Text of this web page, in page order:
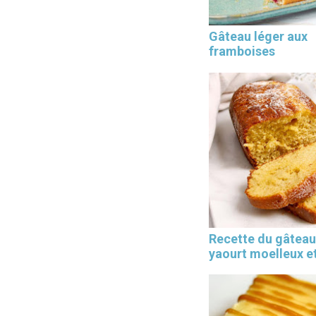
Gâteau léger aux
framboises
Recette du
yaourt moelleux
Les 30 outils indispensables
EN PÂTISSERIE